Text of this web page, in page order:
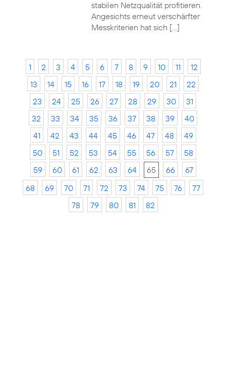
stabilen Netzqualität profitieren.
Angesichts erneut verschärfter
Messkriterien hat sich […]
1 2 3 4 5 6 7 8 9 10 11
12
13
14 15 16 17 18 19 20 21
22
23
24 25 26 27 28 29 30
31
32
33 34 35 36 37 38 39
40
41
42 43 44 45 46 47 48
49
50
51 52 53 54 55 56 57
58
59
60 61 62 63 64 65 66
67
68
69 70 71 72 73 74 75 76
77
78
79 80 81 82